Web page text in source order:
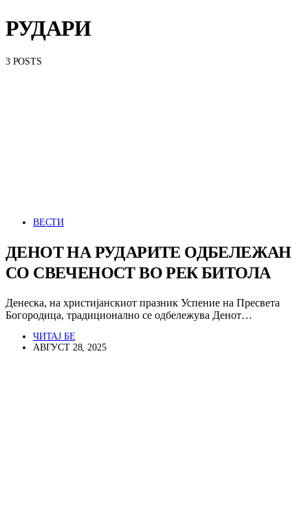
РУДАРИ
3 POSTS
ВЕСТИ
ДЕНОТ НА РУДАРИТЕ ОДБЕЛЕЖАН
СО СВЕЧЕНОСТ ВО РЕК БИТОЛА
Денеска, на христијанскиот празник Успение на Пресвета
Богородица, традиционално се одбележува Денот…
ЧИТАЈ БЕ
АВГУСТ 28, 2025